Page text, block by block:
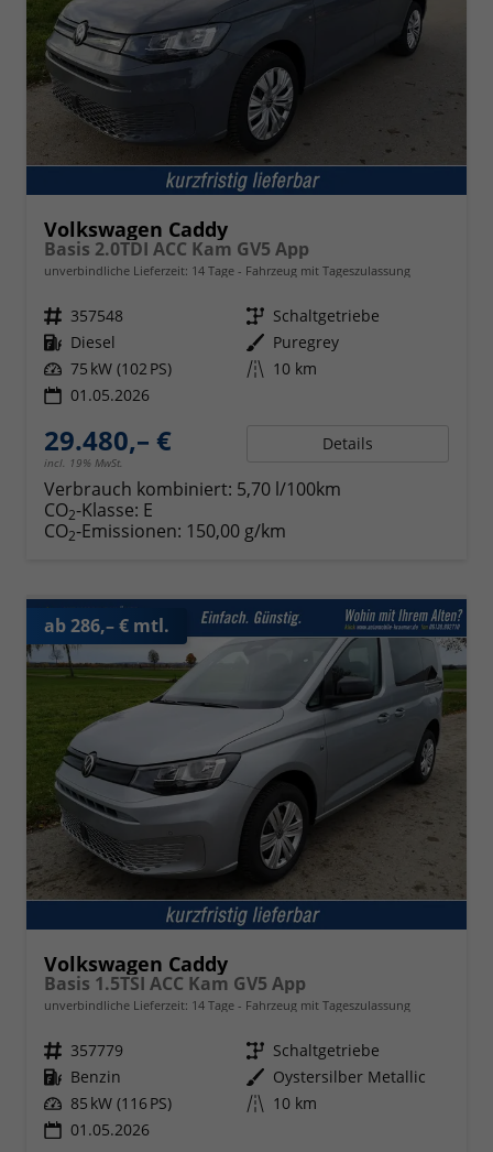
Volkswagen Caddy
Basis 2.0TDI ACC Kam GV5 App
unverbindliche Lieferzeit: 14 Tage Fahrzeug mit Tageszulassung
Fahrzeugnr. 357548 Getriebe Schaltgetriebe
Kraftstoff Diesel Außenfarbe Puregrey
Leistung 75 kW (102 PS) Kilometerstand 10 km
01.05.2026
29.480,– €
incl. 19% MwSt.
Details
Verbrauch kombiniert: 5,70 l/100km
CO2-Klasse: E
CO2-Emissionen: 150,00 g/km
ab 286,– € mtl.
Volkswagen Caddy
Basis 1.5TSI ACC Kam GV5 App
unverbindliche Lieferzeit: 14 Tage Fahrzeug mit Tageszulassung
Fahrzeugnr. 357779 Getriebe Schaltgetriebe
Kraftstoff Benzin Außenfarbe Oystersilber Metallic
Leistung 85 kW (116 PS) Kilometerstand 10 km
01.05.2026